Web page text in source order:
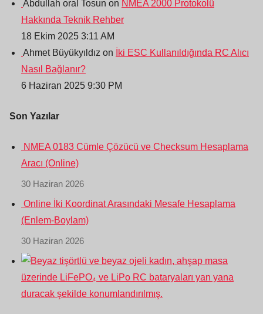
Abdullah oral Tosun on NMEA 2000 Protokolü
Hakkında Teknik Rehber
18 Ekim 2025 3:11 AM
Ahmet Büyükyıldız on
İki ESC Kullanıldığında RC Alıcı
Nasıl Bağlanır?
6 Haziran 2025 9:30 PM
Son Yazılar
NMEA 0183 Cümle Çözücü ve Checksum Hesaplama
Aracı (Online)
30 Haziran 2026
Online İki Koordinat Arasındaki Mesafe Hesaplama
(Enlem-Boylam)
30 Haziran 2026